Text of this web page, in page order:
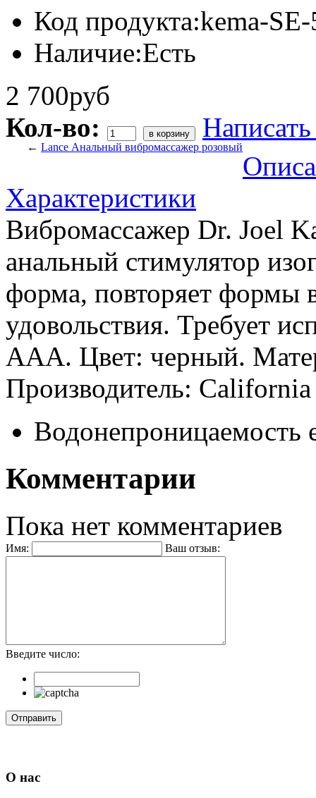
Код продукта:kema-
Наличие:Есть
2 700руб
Кол-во:
← Lance Анальный вибромассажер розовый
Характеристики
Вибромассажер Dr. Joel
анальный стимулятор
форма, повторяет формы
удовольствия. Требует
ААА. Цвет: черный.
Производитель:
Водонепроницаемость
Комментарии
Пока нет комментариев
Имя: Ваш отзыв:
Введите число:
О нас